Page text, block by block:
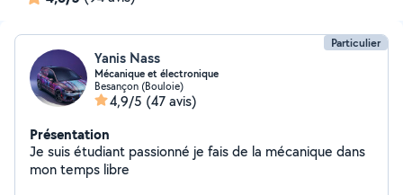
Particulier
Yanis Nass
Mécanique et électronique
Besançon (Bouloie)
4,9/5 (47 avis)
Présentation
Je suis étudiant passionné je fais de la mécanique dans
mon temps libre